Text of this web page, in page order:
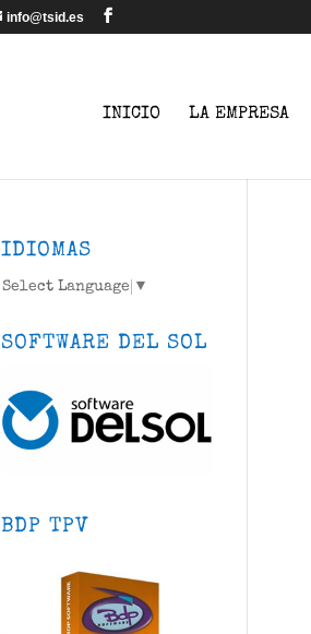
info@tsid.es
INICIO LA EMPRESA
IDIOMAS
Select Language ▼
SOFTWARE DEL SOL
BDP TPV